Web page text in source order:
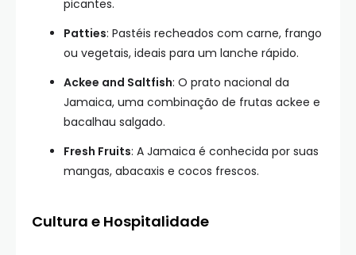
picantes.
Patties: Pastéis recheados com carne, frango
ou vegetais, ideais para um lanche rápido.
Ackee and Saltfish: O prato nacional da
Jamaica, uma combinação de frutas ackee e
bacalhau salgado.
Fresh Fruits: A Jamaica é conhecida por suas
mangas, abacaxis e cocos frescos.
Cultura e Hospitalidade